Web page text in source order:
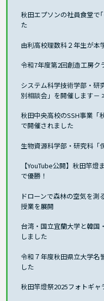
秋田エプソンの社員食堂で
た
由利高校理数科２年生が本
令和7年度第2回創造工房ク
システム科学技術学部・研
別相談会」を開催します－
秋田中央高校のSSH事業「
で開催されました
生物資源科学部・研究科「
【YouTube公開】秋田竿
で優勝！
ドローンで森林の空気を測
授業を展開
台湾・国立宜蘭大学と韓国
しました
令和７年度秋田県立大学名
した
秋田竿燈祭2025フォトギャ